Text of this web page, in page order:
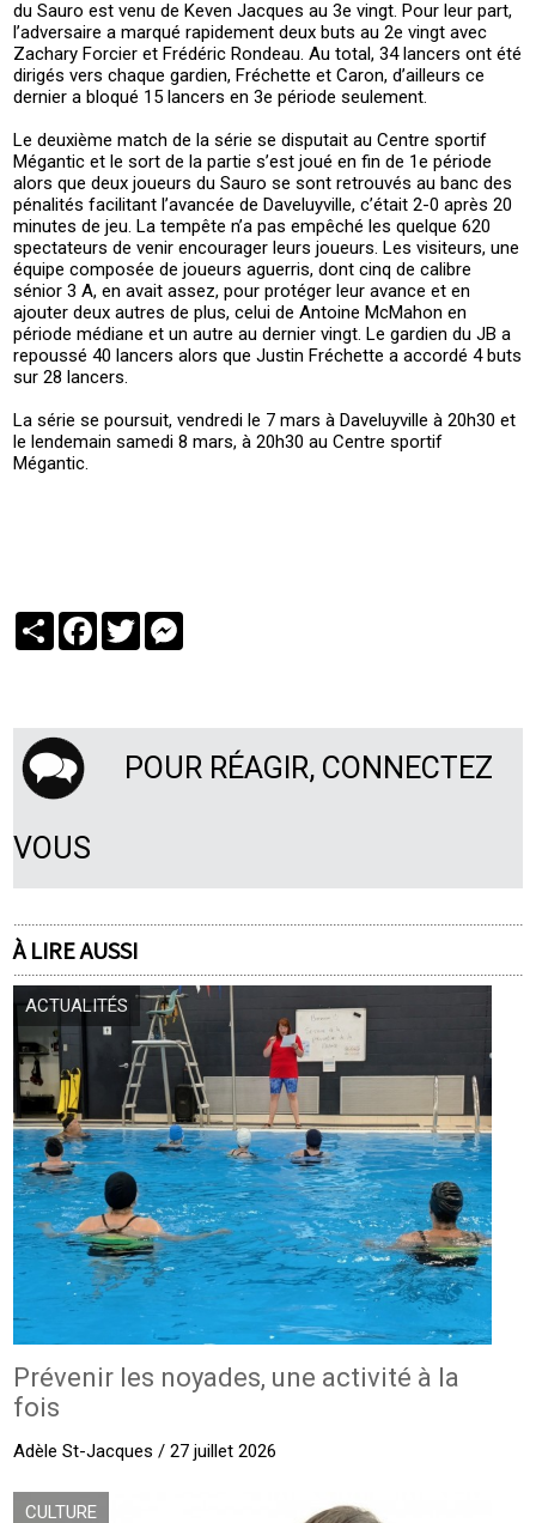
du Sauro est venu de Keven Jacques au 3e vingt. Pour leur part,
l’adversaire a marqué rapidement deux buts au 2e vingt avec
Zachary Forcier et Frédéric Rondeau. Au total, 34 lancers ont été
dirigés vers chaque gardien, Fréchette et Caron, d’ailleurs ce
dernier a bloqué 15 lancers en 3e période seulement.
Le deuxième match de la série se disputait au Centre sportif
Mégantic et le sort de la partie s’est joué en fin de 1e période
alors que deux joueurs du Sauro se sont retrouvés au banc des
pénalités facilitant l’avancée de Daveluyville, c’était 2-0 après 20
minutes de jeu. La tempête n’a pas empêché les quelque 620
spectateurs de venir encourager leurs joueurs. Les visiteurs, une
équipe composée de joueurs aguerris, dont cinq de calibre
sénior 3 A, en avait assez, pour protéger leur avance et en
ajouter deux autres de plus, celui de Antoine McMahon en
période médiane et un autre au dernier vingt. Le gardien du JB a
repoussé 40 lancers alors que Justin Fréchette a accordé 4 buts
sur 28 lancers.
La série se poursuit, vendredi le 7 mars à Daveluyville à 20h30 et
le lendemain samedi 8 mars, à 20h30 au Centre sportif
Mégantic.
PartagerFacebook
Twitter
POUR RÉAGIR, CONNECTEZ
VOUS
À LIRE AUSSI
ACTUALITÉS
Prévenir les noyades, une activité à la
fois
Adèle St-Jacques / 27 juillet 2026
CULTURE